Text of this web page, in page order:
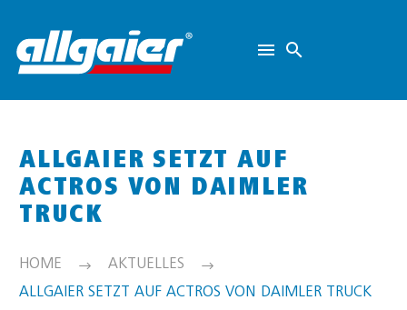
ALLGAIER SETZT AUF
ACTROS VON DAIMLER
TRUCK
HOME
AKTUELLES
ALLGAIER SETZT AUF ACTROS VON DAIMLER TRUCK